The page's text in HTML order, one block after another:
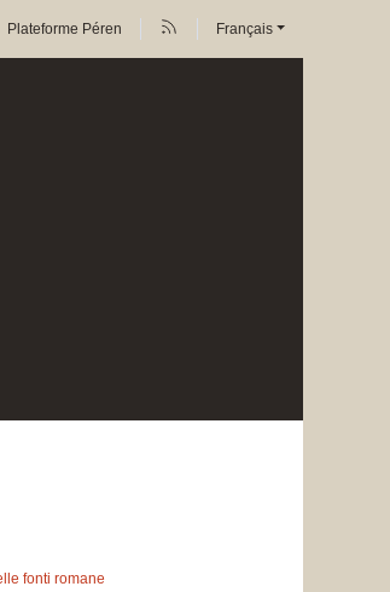
Plateforme Péren Français
fonti romane